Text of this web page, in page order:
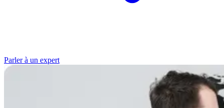
Parler à un expert